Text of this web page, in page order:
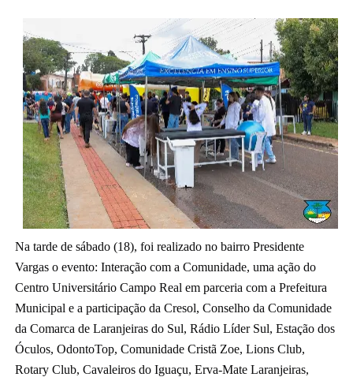
Na tarde de sábado (18), foi realizado no bairro Presidente
Vargas o evento: Interação com a Comunidade, uma ação do
Centro Universitário Campo Real em parceria com a Prefeitura
Municipal e a participação da Cresol, Conselho da Comunidade
da Comarca de Laranjeiras do Sul, Rádio Líder Sul, Estação dos
Óculos, OdontoTop, Comunidade Cristã Zoe, Lions Club,
Rotary Club, Cavaleiros do Iguaçu, Erva-Mate Laranjeiras,